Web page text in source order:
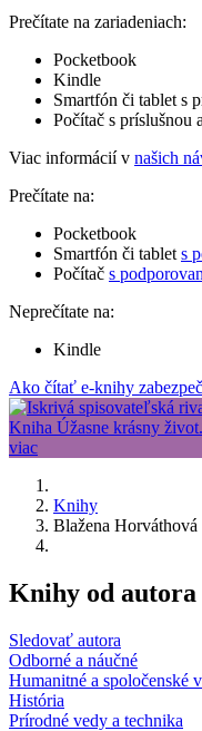
Prečítate na zariadeniach:
Pocketbook
Kindle
Smartfón či tablet s
Počítač s príslušnou
Viac informácií v našich
Prečítate na:
Pocketbook
Smartfón či tablet s
Počítač s
Neprečítate na:
Kindle
Ako čítať e-knihy
Knihy
Blažena Horváthová
Knihy od autora
Sledovať autora
Odborné a náučné
Humanitné a spoločenské
História
Prírodné vedy a technika